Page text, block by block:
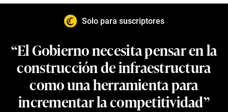
Solo para suscriptores
“El Gobierno necesita pensar en la
construcción de infraestructura
como una herramienta para
incrementar la competitividad”